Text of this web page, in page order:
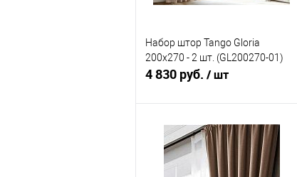
Набор штор Tango Gloria
200x270 - 2 шт. (GL200270-01)
4 830 руб. / шт
В корзину
Купить в 1 клик
Сравнение